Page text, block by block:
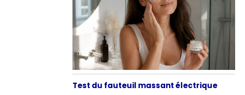
Test du fauteuil massant électrique